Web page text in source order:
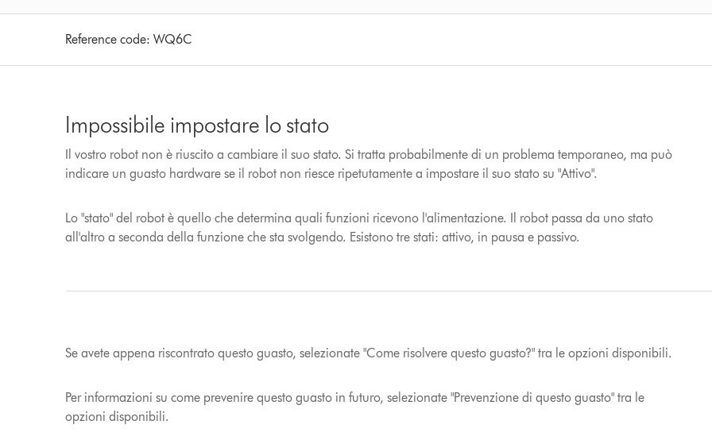
Reference code:WQ6C
Impossibile impostare lo stato
Il vostro robot non è riuscito a cambiare il suo stato. Si tratta probabilmente di un problema temporaneo, ma può
indicare un guasto hardware se il robot non riesce ripetutamente a impostare il suo stato su "Attivo".
Lo "stato" del robot è quello che determina quali funzioni ricevono l'alimentazione. Il robot passa da uno stato
all'altro a seconda della funzione che sta svolgendo. Esistono tre stati: attivo, in pausa e passivo.
Se avete appena riscontrato questo guasto, selezionate "Come risolvere questo guasto?" tra le opzioni disponibili.
Per informazioni su come prevenire questo guasto in futuro, selezionate "Prevenzione di questo guasto" tra le
opzioni disponibili.